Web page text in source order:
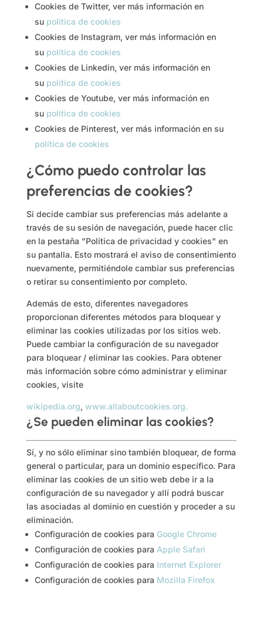
Cookies de Twitter, ver más información en
su política de cookies
Cookies de Instagram, ver más información en
su política de cookies
Cookies de Linkedin, ver más información en
su política de cookies
Cookies de Youtube, ver más información en
su política de cookies
Cookies de Pinterest, ver más información en su
política de cookies
¿Cómo puedo controlar las
preferencias de cookies?
Si decide cambiar sus preferencias más adelante a
través de su sesión de navegación, puede hacer clic
en la pestaña "Política de privacidad y cookies" en
su pantalla. Esto mostrará el aviso de consentimiento
nuevamente, permitiéndole cambiar sus preferencias
o retirar su consentimiento por completo.
Además de esto, diferentes navegadores
proporcionan diferentes métodos para bloquear y
eliminar las cookies utilizadas por los sitios web.
Puede cambiar la configuración de su navegador
para bloquear / eliminar las cookies. Para obtener
más información sobre cómo administrar y eliminar
cookies, visite
wikipedia.org, www.allaboutcookies.org.
¿Se pueden eliminar las cookies?
Sí, y no sólo eliminar sino también bloquear, de forma
general o particular, para un dominio específico. Para
eliminar las cookies de un sitio web debe ir a la
configuración de su navegador y allí podrá buscar
las asociadas al dominio en cuestión y proceder a su
eliminación.
Configuración de cookies para Google Chrome
Configuración de cookies para Apple Safari
Configuración de cookies para Internet Explorer
Configuración de cookies para Mozilla Firefox